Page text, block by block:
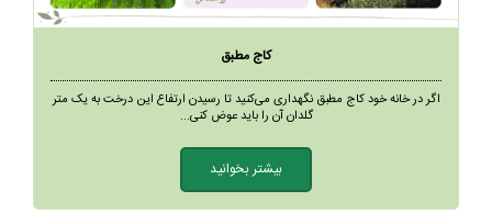
کاج مطبق
اگر در خانه خود کاج مطبق نگهداری می‌کنید تا رسیدن ارتفاع این درخت به یک متر
گلدان آن را باید عوض کنی...
بیشتر بخوانید